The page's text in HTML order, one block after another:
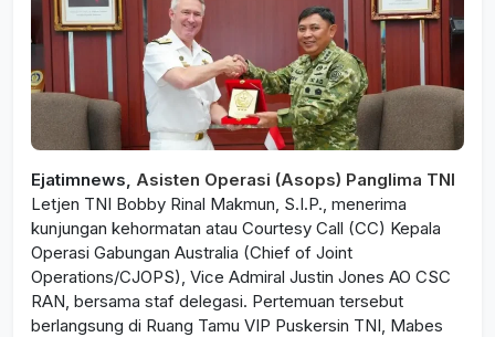
Ejatimnews, Asisten Operasi (Asops) Panglima TNI
Letjen TNI Bobby Rinal Makmun, S.I.P., menerima
kunjungan kehormatan atau Courtesy Call (CC) Kepala
Operasi Gabungan Australia (Chief of Joint
Operations/CJOPS), Vice Admiral Justin Jones AO CSC
RAN, bersama staf delegasi. Pertemuan tersebut
berlangsung di Ruang Tamu VIP Puskersin TNI, Mabes